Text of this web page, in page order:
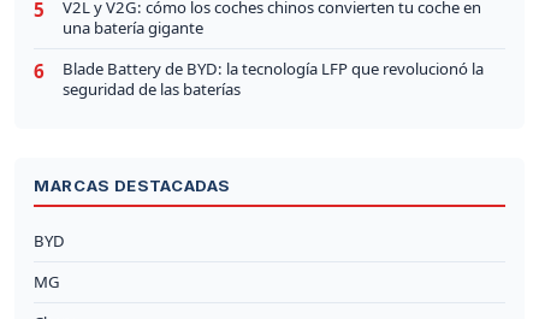
5
V2L y V2G: cómo los coches chinos convierten tu coche en
una batería gigante
6
Blade Battery de BYD: la tecnología LFP que revolucionó la
seguridad de las baterías
MARCAS DESTACADAS
BYD
MG